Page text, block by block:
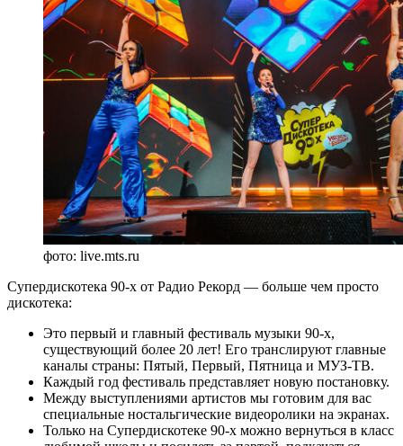
фото: live.mts.ru
Супердискотека 90-х от Радио Рекорд — больше чем просто
дискотека:
Это первый и главный фестиваль музыки 90-х,
существующий более 20 лет! Его транслируют главные
каналы страны: Пятый, Первый, Пятница и МУЗ-ТВ.
Каждый год фестиваль представляет новую постановку.
Между выступлениями артистов мы готовим для вас
специальные ностальгические видеоролики на экранах.
Только на Супердискотеке 90-х можно вернуться в класс